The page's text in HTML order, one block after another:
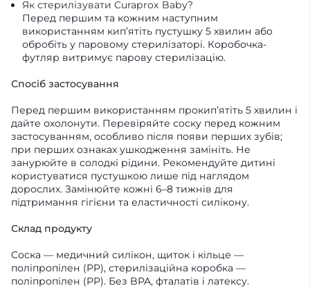
Як стерилізувати Curaprox Baby?
Перед першим та кожним наступним
використанням кип’ятіть пустушку 5 хвилин або
обробіть у паровому стерилізаторі. Коробочка-
футляр витримує парову стерилізацію.
Спосіб застосування
Перед першим використанням прокип’ятіть 5 хвилин і
дайте охолонути. Перевіряйте соску перед кожним
застосуванням, особливо після появи перших зубів;
при перших ознаках ушкодження замініть. Не
занурюйте в солодкі рідини. Рекомендуйте дитині
користуватися пустушкою лише під наглядом
дорослих. Замінюйте кожні 6–8 тижнів для
підтримання гігієни та еластичності силікону.
Склад продукту
Соска — медичний силікон, щиток і кільце —
поліпропілен (PP), стерилізаційна коробка —
поліпропілен (PP). Без BPA, фталатів і латексу.